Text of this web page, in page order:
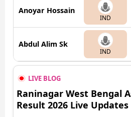
Anoyar Hossain
IND
Abdul Alim Sk
IND
LIVE BLOG
Raninagar West Bengal
Result 2026 Live Updates